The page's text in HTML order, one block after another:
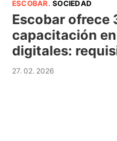
ESCOBAR.SOCIEDAD
Escobar ofrece
capacitación
digitales:
27. 02. 2026